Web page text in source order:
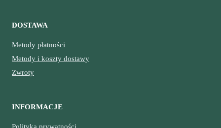
DOSTAWA
Metody płatności
Metody i koszty dostawy
Zwroty
INFORMACJE